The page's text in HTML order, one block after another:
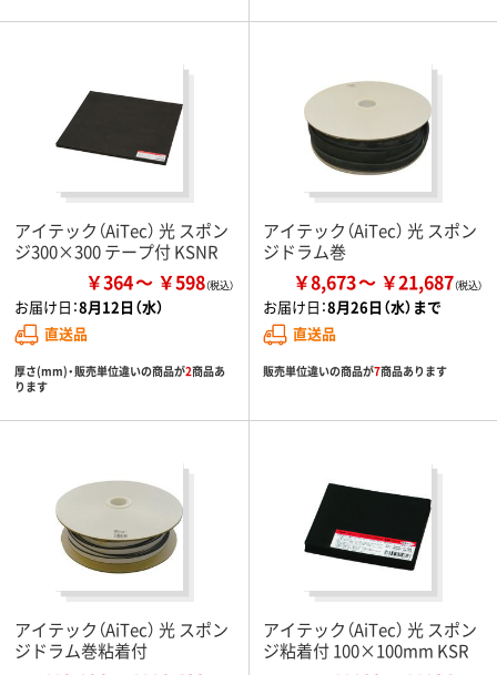
アイテック（AiTec） 光 スポン
ジ300×300 テープ付 KSNR
￥364 ￥598
お届け日：8月12日（水）
直送品
厚さ(mm)・販売単位違いの商品が2商品あ
ります
アイテック（AiTec） 光 スポン
ジドラム巻
￥8,673 ￥21,687
お届け日：8月26日（水）まで
直送品
販売単位違いの商品が7商品あります
アイテック（AiTec） 光 スポン
ジドラム巻粘着付
アイテック（AiTec） 光 スポン
ジ粘着付 100×100mm KSR